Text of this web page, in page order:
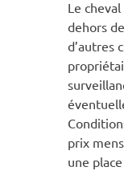
Le
dehors
d’autres
prix
une